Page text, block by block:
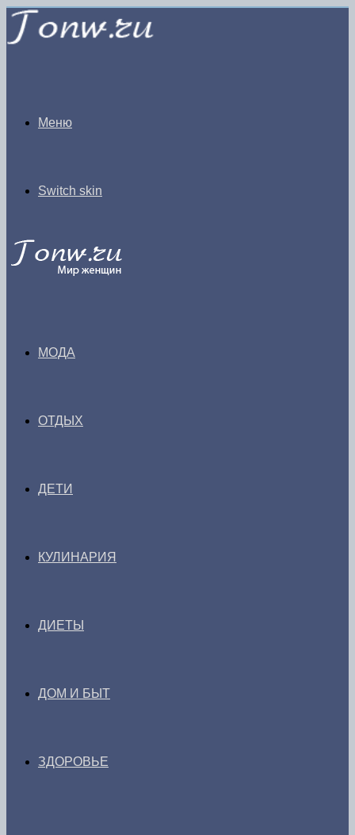
Меню
Switch skin
МОДА
ОТДЫХ
ДЕТИ
КУЛИНАРИЯ
ДИЕТЫ
ДОМ И БЫТ
ЗДОРОВЬЕ